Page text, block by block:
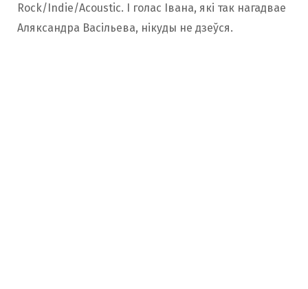
Rock/Indie/Acoustic. І голас Івана, які так нагадвае
Аляксандра Васільева, нікуды не дзеўся.